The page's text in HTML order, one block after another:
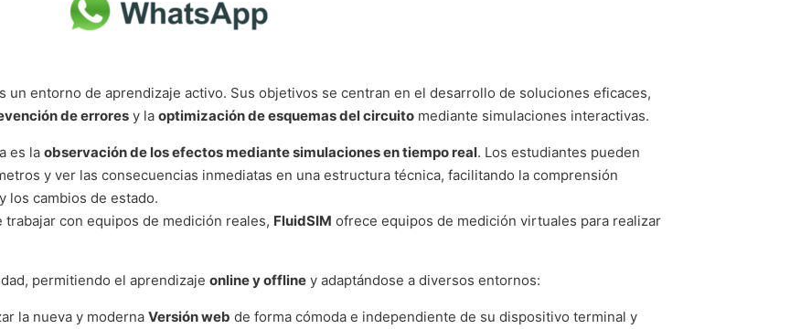
un entorno de aprendizaje activo. Sus objetivos se centran en el desarrollo de soluciones eficaces,
de errores y la optimización de esquemas del circuito mediante simulaciones interactivas.
es la observación de los efectos mediante simulaciones en tiempo real. Los estudiantes pueden
y ver las consecuencias inmediatas en una estructura técnica, facilitando la comprensión
los cambios de estado.
trabajar con equipos de medición reales, FluidSIM ofrece equipos de medición virtuales para realizar
permitiendo el aprendizaje online y offline y adaptándose a diversos entornos:
la nueva y moderna Versión web de forma cómoda e independiente de su dispositivo terminal y